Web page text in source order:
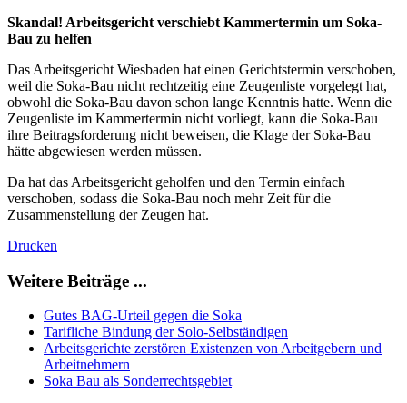
Skandal! Arbeitsgericht verschiebt Kammertermin um Soka-
Bau zu helfen
Das Arbeitsgericht Wiesbaden hat einen Gerichtstermin verschoben,
weil die Soka-Bau nicht rechtzeitig eine Zeugenliste vorgelegt hat,
obwohl die Soka-Bau davon schon lange Kenntnis hatte. Wenn die
Zeugenliste im Kammertermin nicht vorliegt, kann die Soka-Bau
ihre Beitragsforderung nicht beweisen, die Klage der Soka-Bau
hätte abgewiesen werden müssen.
Da hat das Arbeitsgericht geholfen und den Termin einfach
verschoben, sodass die Soka-Bau noch mehr Zeit für die
Zusammenstellung der Zeugen hat.
Drucken
Weitere Beiträge ...
Gutes BAG-Urteil gegen die Soka
Tarifliche Bindung der Solo-Selbständigen
Arbeitsgerichte zerstören Existenzen von Arbeitgebern und
Arbeitnehmern
Soka Bau als Sonderrechtsgebiet